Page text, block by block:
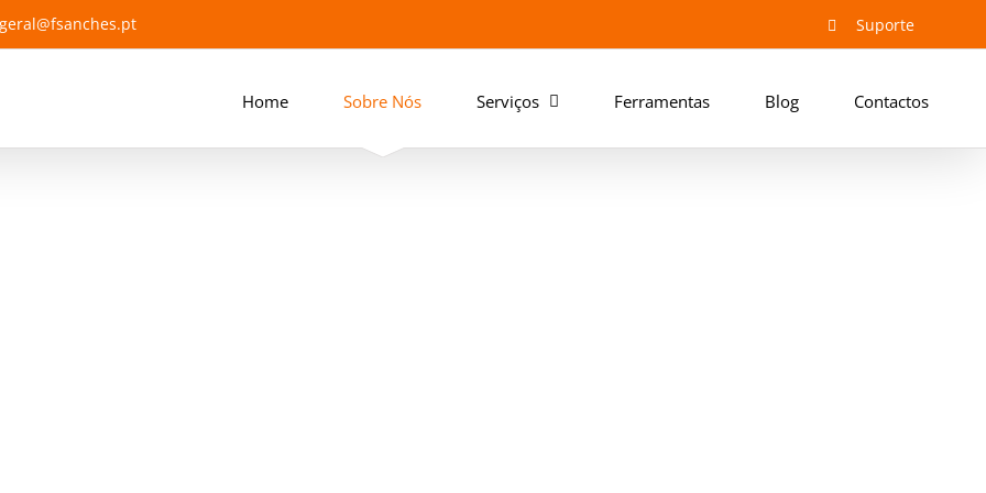
geral@fsanches.pt Suporte
Home Sobre Nós Serviços Ferramentas Blog Contactos